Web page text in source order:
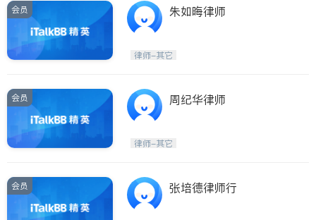
会员 朱如晦律师
律师-其它
会员 周纪华律师
律师-其它
会员 张培德律师行